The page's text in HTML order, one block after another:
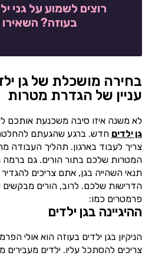
רוצים לשמוע על גני
בעוזה?
בחירה מושכלת של גן
עניין של הגדרת מטרות
לא משנה איזו סיבה משכנעת אותכם
גן ילדים חדש. ברגע שהגעתם
צריך לעבוד בארגון. תהליך העבודה
המטרות שלכם בתור הורים. גם ברמה
תנאי השהייה בגן, אתם צריכים
הדרישות שלכם. לרוב, הורים
פרמטרים כמו:
ההיגיינה בגן ילדים
הניקיון בגן ילדים בעוזה הוא אולי
צריכים להסתכל עליו. ילדים